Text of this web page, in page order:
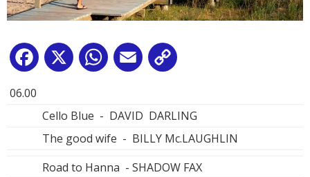
Facebook
X WhatsApp
Email
06.00
Cello Blue - DAVID DARLING
The good wife - BILLY Mc.LAUGHLIN
Road to Hanna - SHADOW FAX